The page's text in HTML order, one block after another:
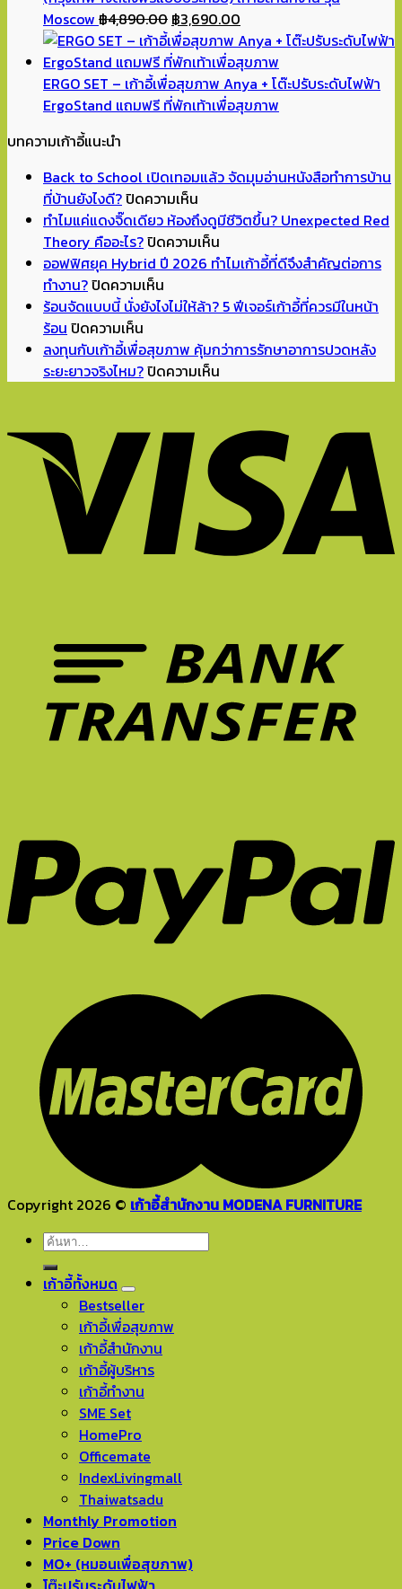
Moscow ฿4,890.00 Original
price
was:
฿4,890.00.
฿3,690.00
price
is:
฿3,690.00.
ERGO SET – เก้าอี้เพื่อสุขภาพ Anya + โต๊ะปรับระดับไฟฟ้า
ErgoStand แถมฟรี ที่พักเท้าเพื่อสุขภาพ
บทความเก้าอี้แนะนำ
Back to School เปิดเทอมแล้ว จัดมุมอ่านหนังสือทำการบ้าน
ที่บ้านยังไงดี?ปิดความเห็น
Back
to
School
เทอม
จัด
มุม
ทำการ
บ้าน
บ้าน
ยัง
ทำไมแค่แดงจิ๊ดเดียว ห้องถึงดูมีชีวิตขึ้น? Unexpected Red
Theory คืออะไร?ปิดความเห็น
ทำไม
แดง
เดียว
มี
ชีวิต
ขึ้น?
Unexpected
Theory
ออฟฟิศยุค Hybrid ปี 2026 ทำไมเก้าอี้ที่ดีจึงสำคัญต่อการ
ทำงาน?ปิดความเห็น
ออฟฟิศ
Hybrid
ปี
เก้าอี้
สำคัญ
ต่อ
ร้อนจัดแบบนี้ นั่งยังไงไม่ให้ล้า? 5 ฟีเจอร์เก้าอี้ที่ควรมีในหน้า
ร้อน ปิดความเห็น
ร้อน
จัด
นั่ง
ยัง
ไง
ไม่
ให้
ล้า?
ควร
หน้า
ร้อน
ลงทุนกับเก้าอี้เพื่อสุขภาพ คุ้มกว่าการรักษาอาการปวดหลัง
ระยะยาวจริงไหม?ปิดความเห็น
เก้าอี้
เพื่อ
สุขภาพ
คุ้ม
ระยะ
ยาว
ไหม?
Copyright 2026 © เก้าอี้สำนักงาน MODENA FURNITURE
ค้นหา:
เก้าอี้ทั้งหมด
Bestseller
เก้าอี้เพื่อสุขภาพ
เก้าอี้สำนักงาน
เก้าอี้ผู้บริหาร
เก้าอี้ทำงาน
SME Set
HomePro
Officemate
IndexLivingmall
Thaiwatsadu
Monthly Promotion
Price Down
MO+ (หมอนเพื่อสุขภาพ)